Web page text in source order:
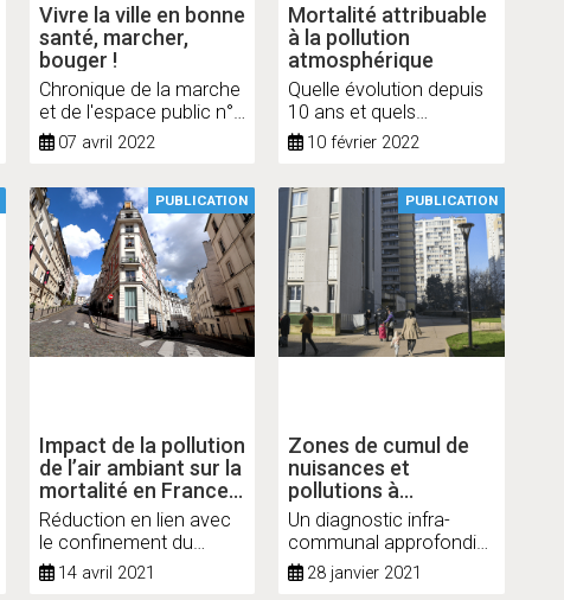
Vivre la ville en bonne
santé, marcher,
bouger !
Chronique de la marche
et de l'espace public n°
4 07 avril 2022
Mortalité attribuable
à la pollution
atmosphérique
Quelle évolution depuis
10 ans et quels
bénéfices d’une
amélioration de la
territoires ?
10 février 2022
Impact de la pollution
de l’air ambiant sur la
mortalité en France
métropolitaine.
PUBLICATION
Réduction en lien avec
le confinement du
printemps 2020 et
nouvelles données sur
14 avril 2021
Zones de cumul de
nuisances et
pollutions à
Aubervilliers
PUBLICATION
Un diagnostic infra-
communal approfondi
pour améliorer la santé
publique
28 janvier 2021